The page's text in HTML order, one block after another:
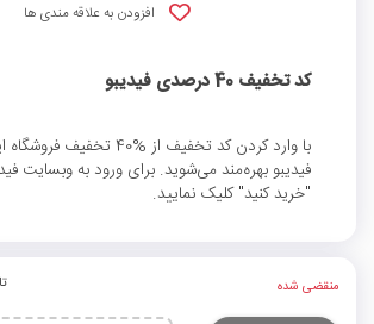
افزودن به علاقه مندی ها
کد تخفیف 40 درصدی فیدیبو
با وارد کردن کد تخفیف از %40
فیدیبو بهره‌مند می‌شوید. برای ورود به وبسایت
"خرید کنید" کلیک نمایید.
منقضی شده